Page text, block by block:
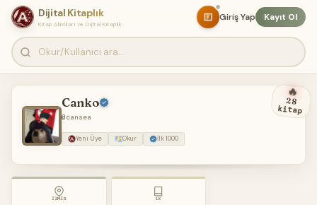
Dijital Kitaplık
Kitap Alıntıları ve Dijital Kitaplık
Giriş Yap Kayıt Ol
Canko
🔥
28
kitap
@cansea
Yeni Üye Okur İlk 1000
İZMIR 1K